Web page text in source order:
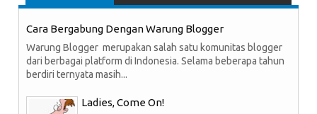
Cara Bergabung Dengan Warung Blogger
Warung Blogger merupakan salah satu komunitas blogger
dari berbagai platform di Indonesia. Selama beberapa tahun
berdiri ternyata masih...
Ladies, Come On!